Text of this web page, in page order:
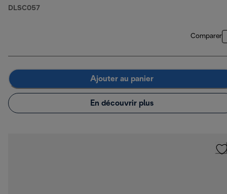
DLSC057
Comparer
Ajouter au panier
En découvrir plus